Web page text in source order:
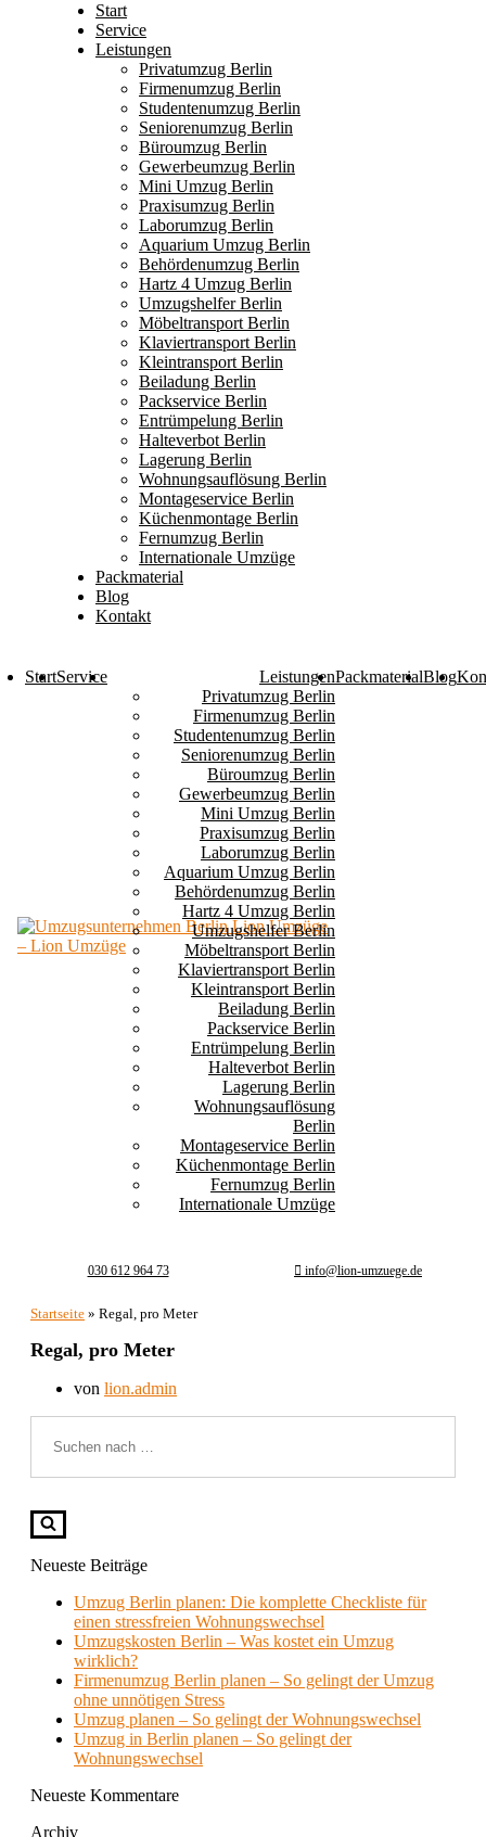
Start
Service
Leistungen
Privatumzug Berlin
Firmenumzug Berlin
Studentenumzug Berlin
Seniorenumzug Berlin
Büroumzug Berlin
Gewerbeumzug Berlin
Mini Umzug Berlin
Praxisumzug Berlin
Laborumzug Berlin
Aquarium Umzug Berlin
Behördenumzug Berlin
Hartz 4 Umzug Berlin
Umzugshelfer Berlin
Möbeltransport Berlin
Klaviertransport Berlin
Kleintransport Berlin
Beiladung Berlin
Packservice Berlin
Entrümpelung Berlin
Halteverbot Berlin
Lagerung Berlin
Wohnungsauflösung Berlin
Montageservice Berlin
Küchenmontage Berlin
Fernumzug Berlin
Internationale Umzüge
Packmaterial
Blog
Kontakt
StartService
Leistungen
Privatumzug Berlin
Firmenumzug Berlin
Studentenumzug Berlin
Seniorenumzug Berlin
Büroumzug Berlin
Gewerbeumzug Berlin
Mini Umzug Berlin
Praxisumzug Berlin
Laborumzug Berlin
Aquarium Umzug Berlin
Behördenumzug Berlin
Hartz 4 Umzug Berlin
Umzugshelfer Berlin
Möbeltransport Berlin
Klaviertransport Berlin
Kleintransport Berlin
Beiladung Berlin
Packservice Berlin
Entrümpelung Berlin
Halteverbot Berlin
Lagerung Berlin
Wohnungsauflösung
Berlin
Montageservice Berlin
Küchenmontage Berlin
Fernumzug Berlin
Internationale Umzüge
PackmaterialBlog
030 612 964 73 info@lion-umzuege.de
Startseite » Regal, pro Meter
Regal, pro Meter
von lion.admin
nach …
Neueste Beiträge
Umzug Berlin planen: Die komplette Checkliste für
einen stressfreien Wohnungswechsel
Umzugskosten Berlin – Was kostet ein Umzug
wirklich?
Firmenumzug Berlin planen – So gelingt der Umzug
ohne unnötigen Stress
Umzug planen – So gelingt der Wohnungswechsel
Umzug in Berlin planen – So gelingt der
Wohnungswechsel
Neueste Kommentare
Archiv